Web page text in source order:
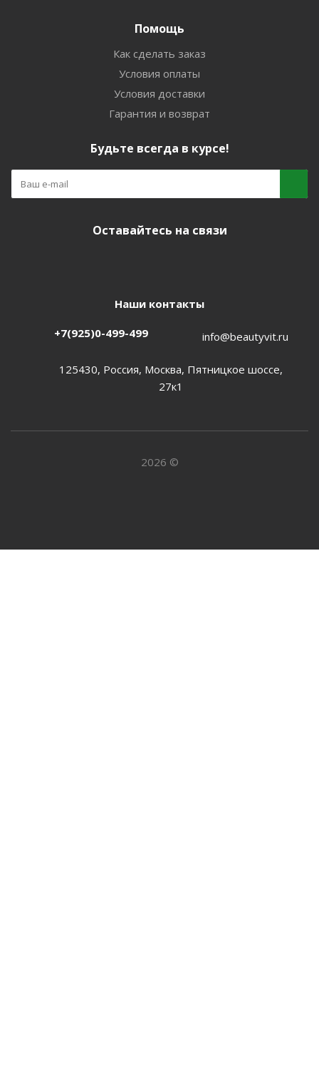
Помощь
Как сделать заказ
Условия оплаты
Условия доставки
Гарантия и возврат
Будьте всегда в курсе!
Оставайтесь на связи
Наши контакты
+7(925)0-499-499 info@beautyvit.ru
125430, Россия, Москва, Пятницкое шоссе,
27к1
2026 ©